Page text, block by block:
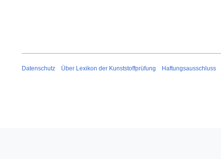
Datenschutz Über Lexikon der Kunststoffprüfung Haftungsausschluss